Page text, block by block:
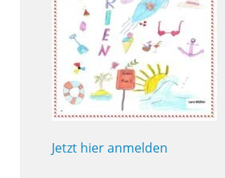
Jetzt hier anmelden